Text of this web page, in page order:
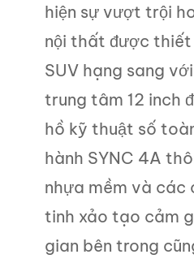
hiện sự vượt trội
nội thất được thiết
SUV hạng sang
trung tâm 12 inch
hồ kỹ thuật số
hành SYNC 4A
nhựa mềm và các
tinh xảo tạo cảm
gian bên trong